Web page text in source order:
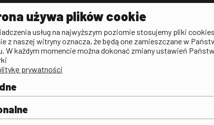
i
Aktualności
Publicystyka filmowa
Deklaracja dostępności
Polityka antykorupcyjna
Praca w FINA
używa plików cookie
usług na najwyższym poziomie stosujemy pliki cookies.
z naszej witryny oznacza, że będą one zamieszczane w
W każdym momencie można dokonać zmiany ustawień
prywatności